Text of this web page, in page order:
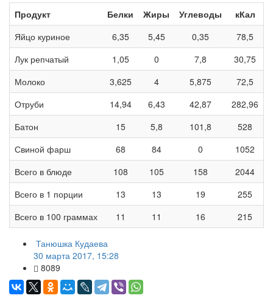
Продукт Белки Жиры Углеводы
кКал
Яйцо куриное
6,35 5,45 0,35
78,5
Лук репчатый
1,05 0 7,8
30,75
Молоко
3,625 4 5,875
72,5
Отруби
14,94 6,43 42,87
282,96
Батон
15 5,8 101,8
528
Свиной фарш
68 84 0
1052
Всего в блюде
108 105 158
2044
Всего в 1 порции
13 13 19
255
Всего в 100 граммах
11 11 16 215
Танюшка Кудаева
30 марта 2017, 15:28
8089